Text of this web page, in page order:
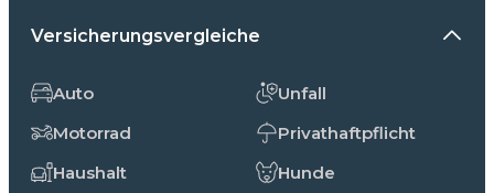
Versicherungsvergleiche
Auto
Motorrad
Haushalt
Unfall
Privathaftpflicht
Hunde